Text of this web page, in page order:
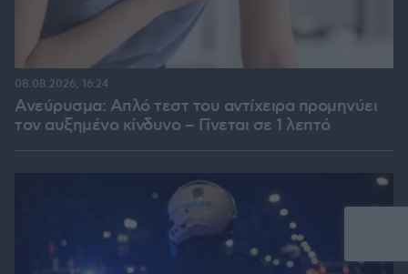
Ανεύρυσμα: Απλό τεστ του αντίχειρα προμηνύει
τον αυξημένο κίνδυνο – Γίνεται σε 1 λεπτό
08.08.2026, 16:24